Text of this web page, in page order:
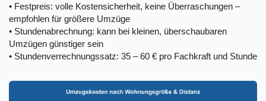
• Festpreis: volle Kostensicherheit, keine Überraschungen –
empfohlen für größere Umzüge
• Stundenabrechnung: kann bei kleinen, überschaubaren
Umzügen günstiger sein
• Stundenverrechnungssatz: 35 – 60 € pro Fachkraft und Stunde